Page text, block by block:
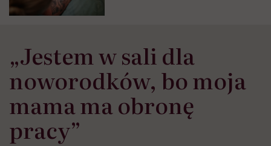
„Jestem w sali dla
noworodków, bo moja
mama ma obronę
pracy”